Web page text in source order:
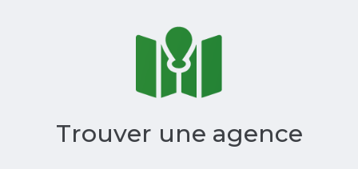
Trouver une agence‎